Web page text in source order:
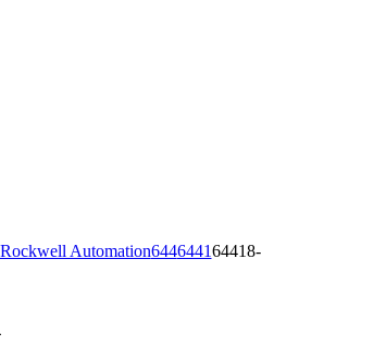
Automation644644164418-